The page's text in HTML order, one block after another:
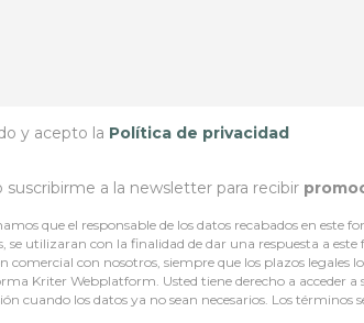
y acepto la Política de privacidad
suscribirme a la newsletter para recibir
que el responsable de los datos recabados en este
se utilizaran con la finalidad de dar una respuesta a
comercial con nosotros, siempre que los plazos legales
Kriter Webplatform. Usted tiene derecho a acceder a
cuando los datos ya no sean necesarios. Los términos